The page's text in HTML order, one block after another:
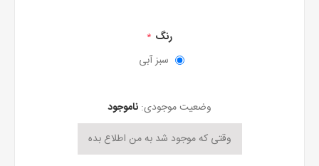
رنگ *
سبز آبی
وضعیت موجودی: ناموجود